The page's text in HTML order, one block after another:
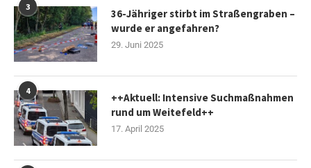
3
36-Jähriger stirbt im Straßengraben –
wurde er angefahren?
29. Juni 2025
4
++Aktuell: Intensive Suchmaßnahmen
rund um Weitefeld++
17. April 2025